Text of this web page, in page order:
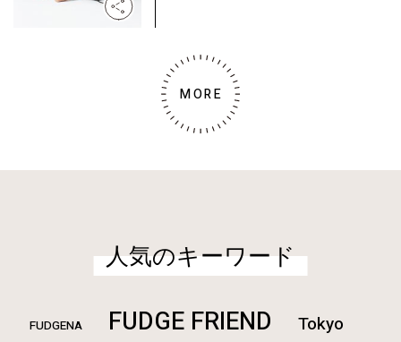
MORE
人気のキーワード
FUDGENA FUDGE FRIEND Tokyo